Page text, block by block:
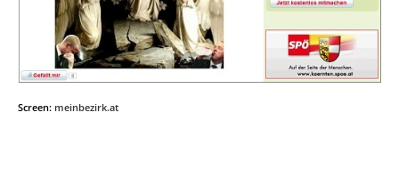
Screen: meinbezirk.at